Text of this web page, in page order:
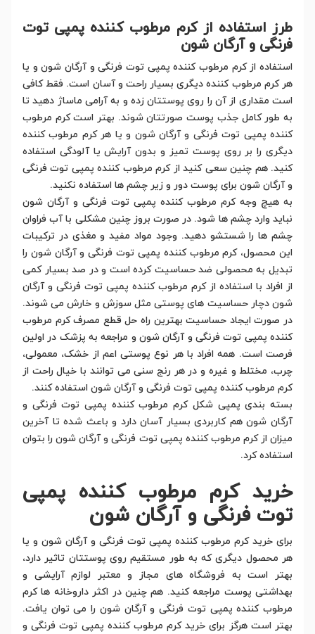
طرز استفاده از کرم مرطوب کننده پمپی توت
فرنگی و آرگان شون
استفاده از کرم مرطوب کننده پمپی توت فرنگی و آرگان شون و یا
هر کرم مرطوب کننده دیگری بسیار راحت و آسان است. فقط کافی
است مقداری از آن را روی پوستتان زده و به آرامی ماساژ دهید تا
به طور کامل جذب پوست صورتتان شوند. بهتر است کرم مرطوب
کننده پمپی توت فرنگی و آرگان شون و یا هر کرم مرطوب کننده
دیگری را بر روی پوست تمیز و بدون آرایش یا آلودگی استفاده
کنید. هم چنین سعی کنید از کرم مرطوب کننده پمپی توت فرنگی
و آرگان شون برای پوست دور و زیر چشم ها استفاده نکنید.
به هیچ وجه کرم مرطوب کننده پمپی توت فرنگی و آرگان شون
نباید وارد چشم ها شود. در صورت بروز چنین مشکلی با آب فراوان
چشم ها را شستشو دهید. وجود مواد مفید و مغذی در ترکیبات
این محصول، کرم مرطوب کننده پمپی توت فرنگی و آرگان شون را
تبدیل به محصولی ضد حساسیت کرده است و در صد بسیار کمی
از افراد با استفاده از کرم مرطوب کننده پمپی توت فرنگی و آرگان
شون دچار حساسیت های پوستی مثل سوزش و خارش می شوند.
در صورت ایجاد حساسیت بهترین راه حل قطع مصرف کرم مرطوب
کننده پمپی توت فرنگی و آرگان شون و مراجعه به پزشک در اولین
فرصت است. همه افراد با هر نوع پوستی اعم از خشک، معمولی،
چرب، مختلط و غیره و در هر رنج سنی می توانند با خیال راحت از
کرم مرطوب کننده پمپی توت فرنگی و آرگان شون استفاده کنند.
بسته بندی پمپی شکل کرم مرطوب کننده پمپی توت فرنگی و
آرگان شون هم کاربردی بسیار آسان دارد و باعث شده تا آخرین
میزان از کرم مرطوب کننده پمپی توت فرنگی و آرگان شون را بتوان
استفاده کرد.
خرید کرم مرطوب کننده پمپی
توت فرنگی و آرگان شون
برای خرید کرم مرطوب کننده پمپی توت فرنگی و آرگان شون و یا
هر محصول دیگری که به طور مستقیم روی پوستتان تاثیر دارد،
بهتر است به فروشگاه های مجاز و معتبر لوازم آرایشی و
بهداشتی پوست مراجعه کنید. هم چنین در اکثر داروخانه ها کرم
مرطوب کننده پمپی توت فرنگی و آرگان شون را می توان یافت.
بهتر است هرگز برای خرید کرم مرطوب کننده پمپی توت فرنگی و